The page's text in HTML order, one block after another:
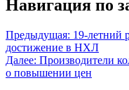
Навигация по
Предыдущая: 19-летний
достижение в НХЛ
Далее: Производители
о повышении цен